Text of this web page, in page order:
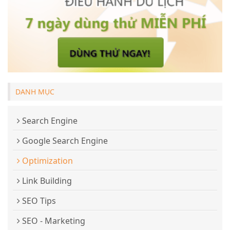
DANH MỤC
Search Engine
Google Search Engine
Optimization
Link Building
SEO Tips
SEO - Marketing